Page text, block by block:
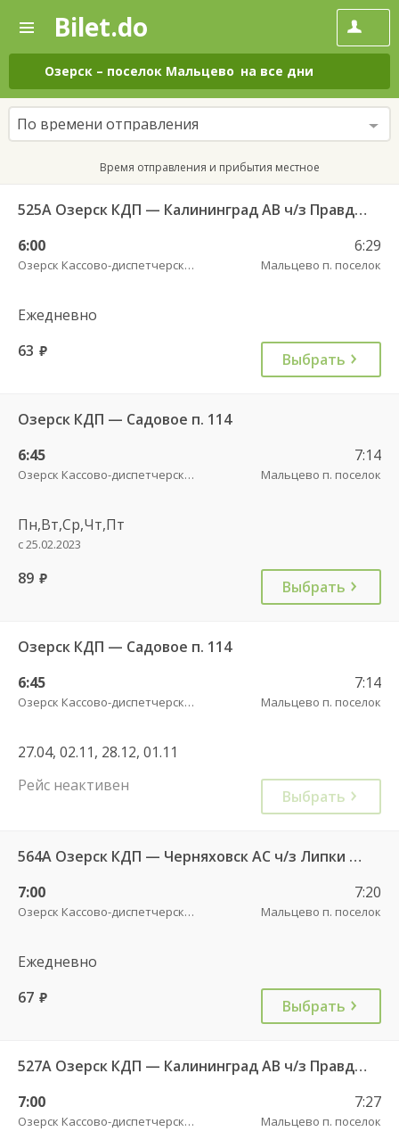
—
Поиск
и
покупка
билетов
на
автобус
онлайн
Bilet.do
Озерск – поселок Мальцево на все дни
По времени отправления
Время отправления и прибытия местное
525А Озерск КДП — Калининград АВ ч/з Правдинск КДП
6:00
Озерск Кассово-диспетчерский пункт
6:29
Мальцево п. поселок
Ежедневно
63 руб. Выбрать
Озерск КДП — Садовое п. 114
6:45
Озерск Кассово-диспетчерский пункт
7:14
Мальцево п. поселок
Пн,Вт,Ср,Чт,Пт
с 25.02.2023
89 руб. Выбрать
Озерск КДП — Садовое п. 114
6:45
Озерск Кассово-диспетчерский пункт
7:14
Мальцево п. поселок
27.04, 02.11, 28.12, 01.11
Рейс неактивен
Выбрать
564А Озерск КДП — Черняховск АС ч/з Липки п., Свобода п.
7:00
Озерск Кассово-диспетчерский пункт
7:20
Мальцево п. поселок
Ежедневно
67 руб. Выбрать
527А Озерск КДП — Калининград АВ ч/з Правдинск КДП
7:00
Озерск Кассово-диспетчерский пункт
7:27
Мальцево п. поселок